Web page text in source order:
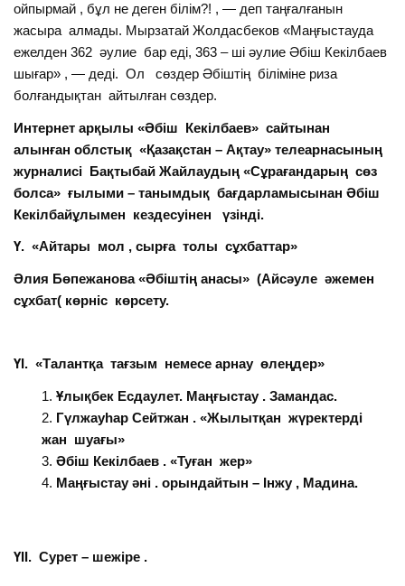
ойпырмай , бұл не деген білім?! , — деп таңғалғанын
жасыра алмады. Мырзатай Жолдасбеков «Маңғыстауда
ежелден 362 әулие бар еді, 363 – ші әулие Әбіш Кекілбаев
шығар» , — деді. Ол сөздер Әбіштің біліміне риза
болғандықтан айтылған сөздер.
Интернет арқылы «Әбіш Кекілбаев» сайтынан
алынған облстық «Қазақстан – Ақтау» телеарнасының
журналисі Бақтыбай Жайлаудың «Сұрағандарың сөз
болса» ғылыми – танымдық бағдарламысынан Әбіш
Кекілбайұлымен кездесуінен үзінді.
Ү. «Айтары мол , сырға толы сұхбаттар»
Әлия Бөпежанова «Әбіштің анасы» (Айсәуле әжемен
сұхбат( көрніс көрсету.
ҮІ. «Талантқа тағзым немесе арнау өлеңдер»
Ұлықбек Есдаулет. Маңғыстау . Замандас.
Гүлжауһар Сейтжан . «Жылытқан жүректерді
жан шуағы»
Әбіш Кекілбаев . «Туған жер»
Маңғыстау әні . орындайтын – Інжу , Мадина.
ҮІІ. Сурет – шежіре .